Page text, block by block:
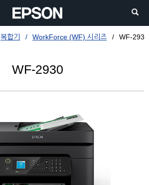
복합기 WorkForce (WF) 시리즈 WF-2930
WF-2930